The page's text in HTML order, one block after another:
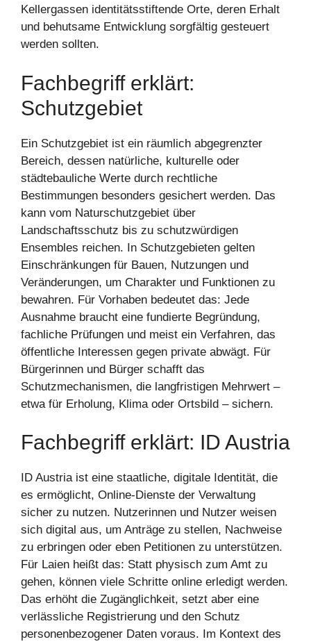
Kellergassen identitätsstiftende Orte, deren Erhalt
und behutsame Entwicklung sorgfältig gesteuert
werden sollten.
Fachbegriff erklärt:
Schutzgebiet
Ein Schutzgebiet ist ein räumlich abgegrenzter
Bereich, dessen natürliche, kulturelle oder
städtebauliche Werte durch rechtliche
Bestimmungen besonders gesichert werden. Das
kann vom Naturschutzgebiet über
Landschaftsschutz bis zu schutzwürdigen
Ensembles reichen. In Schutzgebieten gelten
Einschränkungen für Bauen, Nutzungen und
Veränderungen, um Charakter und Funktionen zu
bewahren. Für Vorhaben bedeutet das: Jede
Ausnahme braucht eine fundierte Begründung,
fachliche Prüfungen und meist ein Verfahren, das
öffentliche Interessen gegen private abwägt. Für
Bürgerinnen und Bürger schafft das
Schutzmechanismen, die langfristigen Mehrwert –
etwa für Erholung, Klima oder Ortsbild – sichern.
Fachbegriff erklärt: ID Austria
ID Austria ist eine staatliche, digitale Identität, die
es ermöglicht, Online-Dienste der Verwaltung
sicher zu nutzen. Nutzerinnen und Nutzer weisen
sich digital aus, um Anträge zu stellen, Nachweise
zu erbringen oder eben Petitionen zu unterstützen.
Für Laien heißt das: Statt physisch zum Amt zu
gehen, können viele Schritte online erledigt werden.
Das erhöht die Zugänglichkeit, setzt aber eine
verlässliche Registrierung und den Schutz
personenbezogener Daten voraus. Im Kontext des